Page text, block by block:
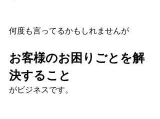
何度も言ってるかもしれませんが
お客様のお困りごとを解
決すること
がビジネスです。